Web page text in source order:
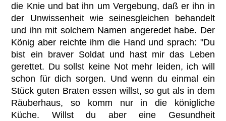
die Knie und bat ihn um Vergebung, daß er ihn in
der Unwissenheit wie seinesgleichen behandelt
und ihn mit solchem Namen angeredet habe. Der
König aber reichte ihm die Hand und sprach: "Du
bist ein braver Soldat und hast mir das Leben
gerettet. Du sollst keine Not mehr leiden, ich will
schon für dich sorgen. Und wenn du einmal ein
Stück guten Braten essen willst, so gut als in dem
Räuberhaus, so komm nur in die königliche
Küche. Willst du aber eine Gesundheit